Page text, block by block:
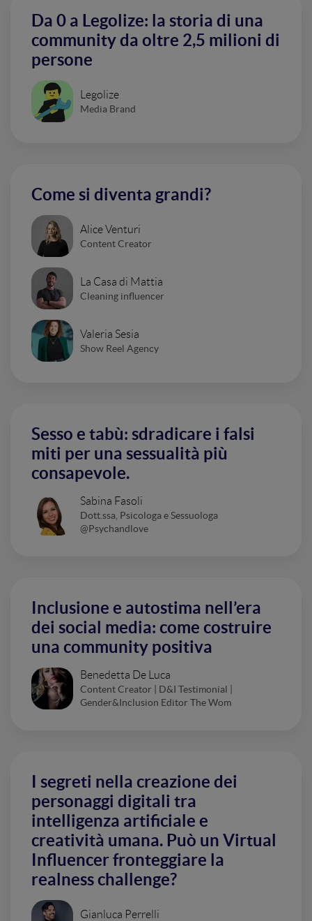
Da 0 a Legolize: la storia di una
community da oltre 2,5 milioni di
persone
Legolize
Media Brand
Come si diventa grandi?
Alice Venturi
Content Creator
La Casa di Mattia
Cleaning influencer
Valeria Sesia
Show Reel Agency
Sesso e tabù: sdradicare i falsi
miti per una sessualità più
consapevole.
Sabina Fasoli
Dott.ssa, Psicologa e Sessuologa
@Psychandlove
Inclusione e autostima nell’era
dei social media: come costruire
una community positiva
Benedetta De Luca
Content Creator | D&I Testimonial |
Gender&Inclusion Editor The Wom
I segreti nella creazione dei
personaggi digitali tra
intelligenza artificiale e
creatività umana. Può un Virtual
Influencer fronteggiare la
realness challenge?
Gianluca Perrelli